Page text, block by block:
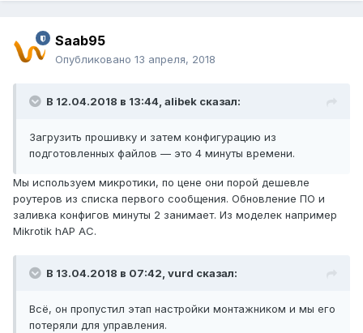
Saab95
Опубликовано 13 апреля, 2018
В 12.04.2018 в 13:44, alibek сказал:
Загрузить прошивку и затем конфигурацию из
подготовленных файлов — это 4 минуты времени.
Мы используем микротики, по цене они порой дешевле
роутеров из списка первого сообщения. Обновление ПО и
заливка конфигов минуты 2 занимает. Из моделек например
Mikrotik hAP AC.
В 13.04.2018 в 07:42, vurd сказал:
Всё, он пропустил этап настройки монтажником и мы его
потеряли для управления.